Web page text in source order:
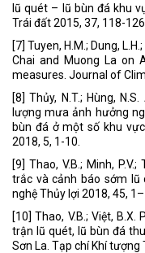
lũ quét – lũ bùn đá khu
Trái đất 2015, 37, 118-126.
[7] Tuyen, H.M.; Dung,
Chai and Muong La on
measures. Journal of
[8] Thủy, N.T.; Hùng,
lượng mưa ảnh hưởng
bùn đá ở một số khu
2018, 5, 1-10.
[9] Thao, V.B.; Minh,
trắc và cảnh báo sớm lũ
nghệ Thủy lợi 2018, 45,
[10] Thao, V.B.; Việt,
trận lũ quét, lũ bùn đá
Sơn La. Tạp chí Khí tượng